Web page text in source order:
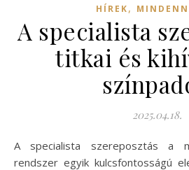
HÍREK,
A specialista
titkai és
2025.04.18.
A specialista szereposztás a modern egészségügyi
rendszer egyik kulcsfontosságú